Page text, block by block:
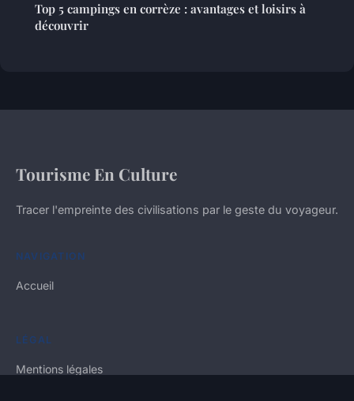
Top 5 campings en corrèze : avantages et loisirs à
découvrir
Tourisme En Culture
Tracer l'empreinte des civilisations par le geste du voyageur.
NAVIGATION
Accueil
LÉGAL
Mentions légales